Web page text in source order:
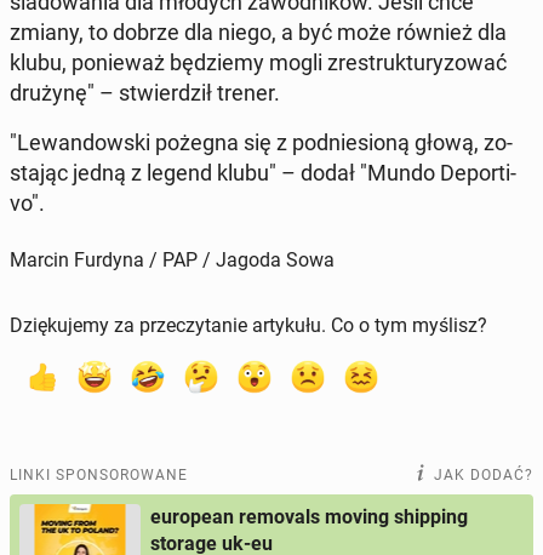
zmiany, to dobrze dla niego, a być może również dla
klubu, po­nie­waż bę­dzie­my mogli zre­struk­tu­ry­zo­wać
drużynę" – stwier­dził trener.
"Le­wan­dow­ski pożegna się z pod­nie­sio­ną głową, zo­
sta­jąc jedną z legend klubu" – dodał "Mundo De­por­ti­
vo".
Marcin Furdyna / PAP / Jagoda Sowa
Dziękujemy za przeczytanie artykułu. Co o tym myślisz?
LINKI SPONSOROWANE JAK DODAĆ?
european removals moving shipping
storage uk-eu